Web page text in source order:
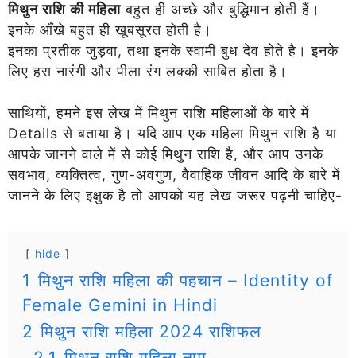
मिथुन राशि की महिला बहुत ही अच्छे और बुद्धिमान होती हैं।
इनके आँखे बहुत ही खूबसूरत होती है।
इनका प्रतीक जुड़वा, तथा इनके स्वामी बुध देव होते है। इनके
लिए हरा नारंगी और पीला रंग लक्की साबित होता है।
साथियों, हमने इस लेख में मिथुन राशि महिलाओं के बारे में
Details से बताया है। यदि आपएक महिलामिथुन राशि है या
आपके जानने वाले में से कोई मिथुन राशि है, और आप उनके
सवभाव, व्यक्तित्व, गुण-अवगुण, वैवाहिक जीवन आदि के बारे में
जानने के लिए इक्षुक है तो आपको यह लेख जरूर पढ़नी चाहिए-
hide
1 मिथुन राशि महिला की पहचान – Identity of
Female Gemini in Hindi
2 मिथुन राशि महिला 2024 राशिफल